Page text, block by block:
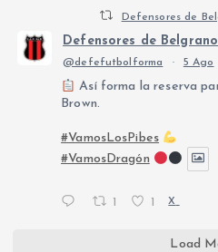
Defensores de
Defensores de
@defefutbolforma · 5 Ago
Así forma la reserva
Brown.
#VamosLosPibes
#VamosDragón
1 1 X
Load